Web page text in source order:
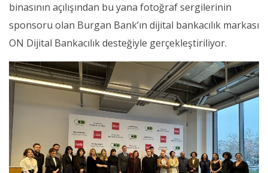
binasının açılışından bu yana fotoğraf sergilerinin
sponsoru olan Burgan Bank’ın dijital bankacılık markası
ON Dijital Bankacılık desteğiyle gerçekleştiriliyor.